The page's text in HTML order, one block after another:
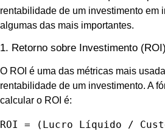
rentabilidade de um investimento em
algumas das mais importantes.
1. Retorno sobre Investimento (ROI)
O ROI é uma das métricas mais
rentabilidade de um investimento. A
calcular o ROI é:
ROI = (Lucro Líquido /